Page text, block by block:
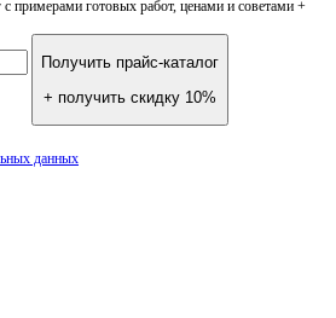
с примерами готовых работ, ценами и советами +
Получить прайс-каталог
+ получить скидку 10%
данных